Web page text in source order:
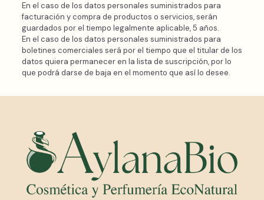
En el caso de los datos personales suministrados para
facturación y compra de productos o servicios, serán
guardados por el tiempo legalmente aplicable, 5 años.
En el caso de los datos personales suministrados para
boletines comerciales será por el tiempo que el titular de los
datos quiera permanecer en la lista de suscripción, por lo
que podrá darse de baja en el momento que así lo desee.